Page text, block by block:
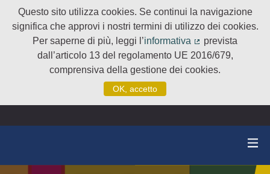
Questo sito utilizza cookies. Se continui la navigazione
significa che approvi i nostri termini di utilizzo dei cookies.
Per saperne di più, leggi l’informativa
(Collegamento
prevista
dall’articolo 13 del regolamento UE 2016/679,
comprensiva della gestione dei cookies.
OK, accetto